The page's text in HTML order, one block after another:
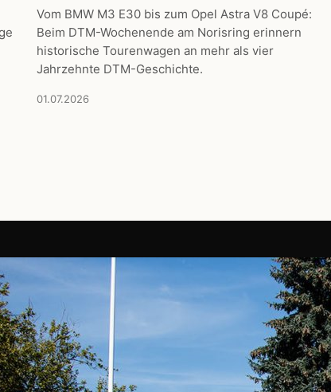
Vom BMW M3 E30 bis zum Opel Astra V8 Coupé:
Beim DTM-Wochenende am Norisring erinnern
historische Tourenwagen an mehr als vier
Jahrzehnte DTM-Geschichte.
01.07.2026